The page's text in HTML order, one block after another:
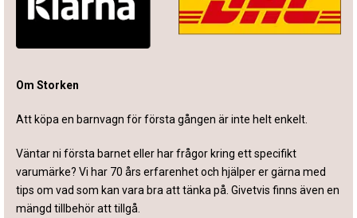
Om Storken
Att köpa en barnvagn för första gången är inte helt enkelt.
Väntar ni första barnet eller har frågor kring ett specifikt
varumärke? Vi har 70 års erfarenhet och hjälper er gärna med
tips om vad som kan vara bra att tänka på. Givetvis finns även en
mängd tillbehör att tillgå.